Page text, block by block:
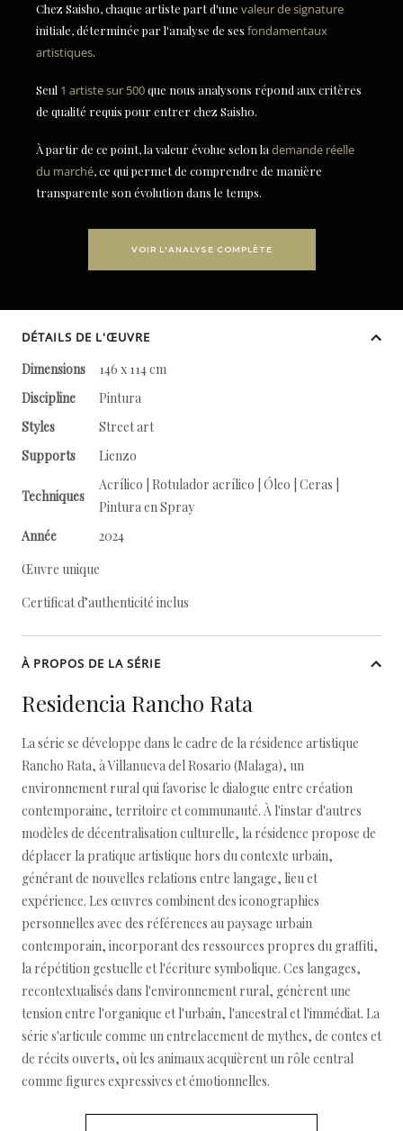
Chez Saisho, chaque artiste part d'une valeur de signature
initiale, déterminée par l'analyse de ses fondamentaux
artistiques.
Seul 1 artiste sur 500que nous analysons répond aux critères
de qualité requis pour entrer chez Saisho.
À partir de ce point, la valeur évolue selon la demande réelle
du marché, ce qui permet de comprendre de manière
transparente son évolution dans le temps.
VOIR L'ANALYSE COMPLÈTE
DÉTAILS DE L'ŒUVRE
Dimensions
146 x 114 cm
Discipline
Pintura
Styles
Street art
Supports
Lienzo
Techniques
Acrílico | Rotulador acrílico | Óleo | Ceras |
Pintura en Spray
Année
2024
Œuvre unique
Certificat d’authenticité inclus
À PROPOS DE LA SÉRIE
Residencia Rancho Rata
La série se développe dans le cadre de la résidence artistique
Rancho Rata, à Villanueva del Rosario (Malaga), un
environnement rural qui favorise le dialogue entre création
contemporaine, territoire et communauté. À l'instar d'autres
modèles de décentralisation culturelle, la résidence propose de
déplacer la pratique artistique hors du contexte urbain,
générant de nouvelles relations entre langage, lieu et
expérience. Les œuvres combinent des iconographies
personnelles avec des références au paysage urbain
contemporain, incorporant des ressources propres du graffiti,
la répétition gestuelle et l'écriture symbolique. Ces langages,
recontextualisés dans l'environnement rural, génèrent une
tension entre l'organique et l'urbain, l'ancestral et l'immédiat. La
série s'articule comme un entrelacement de mythes, de contes et
de récits ouverts, où les animaux acquièrent un rôle central
comme figures expressives et émotionnelles.